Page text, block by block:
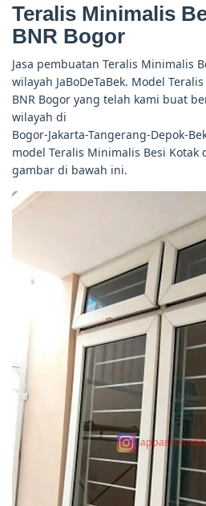
Teralis Minimalis
BNR Bogor
Jasa pembuatan Teralis Minimalis
wilayah JaBoDeTaBek. Model
BNR Bogor yang telah kami buat
wilayah di
Bogor-Jakarta-Tangerang-Depok-
model Teralis Minimalis Besi Kotak
gambar di bawah ini.